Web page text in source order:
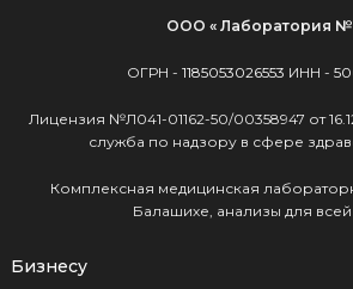
ООО « Лаборатория
ОГРН - 1185053026553 ИНН -
Лицензия №Л041-01162-50/00358947 от
служба по надзору в сфере
Комплексная медицинская
Балашихе, анализы для
Бизнесу